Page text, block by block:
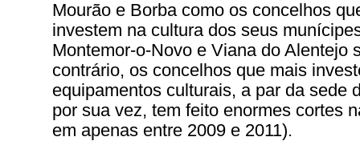
Mourão e Borba como os concelhos
investem na cultura dos seus
Montemor-o-Novo e Viana do Alentejo
contrário, os concelhos que mais
equipamentos culturais, a par da sede
por sua vez, tem feito enormes cortes
em apenas entre 2009 e 2011).